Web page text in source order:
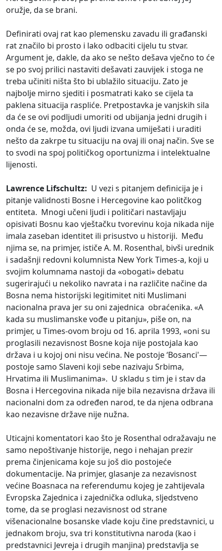
oružje, da se brani.
Definirati ovaj rat kao plemensku zavadu ili građanski
rat značilo bi prosto i lako odbaciti cijelu tu stvar.
Argument je, dakle, da ako se nešto dešava vječno to će
se po svoj prilici nastaviti dešavati zauvijek i stoga ne
treba učiniti ništa što bi ublažilo situaciju. Zato je
najbolje mirno sjediti i posmatrati kako se cijela ta
paklena situacija raspliće. Pretpostavka je vanjskih sila
da će se ovi podljudi umoriti od ubijanja jedni drugih i
onda će se, možda, ovi ljudi izvana umiješati i uraditi
nešto da zakrpe tu situaciju na ovaj ili onaj način. Sve se
to svodi na spoj političkog oportunizma i intelektualne
lijenosti.
Lawrence Lifschultz: U vezi s pitanjem definicija je i
pitanje validnosti Bosne i Hercegovine kao politčkog
entiteta. Mnogi učeni ljudi i političari nastavljaju
opisivati Bosnu kao vještačku tvorevinu koja nikada nije
imala zaseban identitet ili prisustvo u historiji. Među
njima se, na primjer, ističe A. M. Rosenthal, bivši urednik
i sadašnji redovni kolumnista New York Times-a, koji u
svojim kolumnama nastoji da «obogati» debatu
sugerirajući u nekoliko navrata i na različite načine da
Bosna nema historijski legitimitet niti Muslimani
nacionalna prava jer su oni zajednica obraćenika. «A
kada su muslimanske vođe u pitanju», piše on, na
primjer, u Times-ovom broju od 16. aprila 1993, «oni su
proglasili nezavisnost Bosne koja nije postojala kao
država i u kojoj oni nisu većina. Ne postoje ‘Bosanci'—
postoje samo Slaveni koji sebe nazivaju Srbima,
Hrvatima ili Muslimanima». U skladu s tim je i stav da
Bosna i Hercegovina nikada nije bila nezavisna država ili
nacionalni dom za određen narod, te da njena odbrana
kao nezavisne države nije nužna.
Uticajni komentatori kao što je Rosenthal odražavaju ne
samo nepoštivanje historije, nego i nehajan prezir
prema činjenicama koje su još dio postojeće
dokumentacije. Na primjer, glasanje za nezavisnost
većine Boasnaca na referendumu kojeg je zahtijevala
Evropska Zajednica i zajednička odluka, sljedstveno
tome, da se proglasi nezavisnost od strane
višenacionalne bosanske vlade koju čine predstavnici, u
jednakom broju, sva tri konstitutivna naroda (kao i
predstavnici Jevreja i drugih manjina) predstavlja se